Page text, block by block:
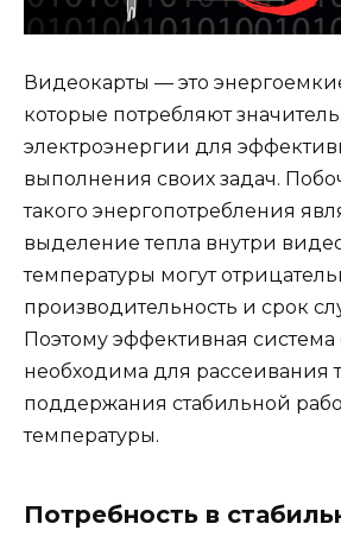
Видеокарты — это
которые потребляют
электроэнергии для
выполнения своих задач.
такого энергопотребления
выделение тепла внутри
температуры могут
производительность и срок
Поэтому эффективная
необходима для рассеивания
поддержания стабильной
температуры.
Потребность в